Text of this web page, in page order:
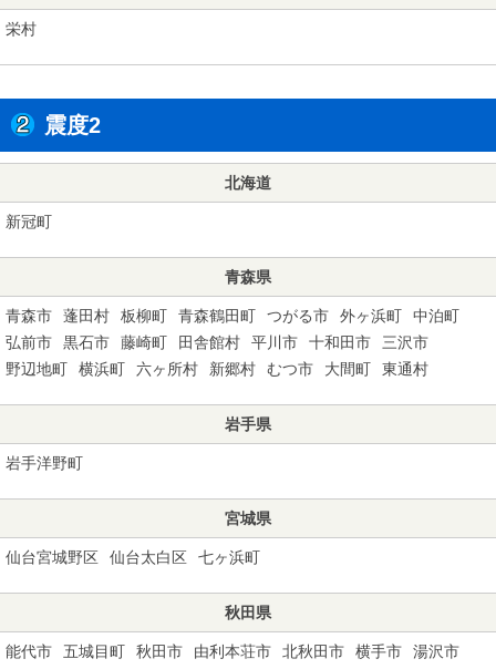
栄村
震度2
北海道
新冠町
青森県
青森市 蓬田村 板柳町 青森鶴田町 つがる市 外ヶ浜町
中泊町
弘前市
黒石市 藤崎町 田舎館村 平川市 十和田市
三沢市
野辺地町
横浜町 六ヶ所村 新郷村 むつ市 大間町 東通村
岩手県
岩手洋野町
宮城県
仙台宮城野区 仙台太白区 七ヶ浜町
秋田県
能代市 五城目町 秋田市 由利本荘市 北秋田市 横手市
湯沢市